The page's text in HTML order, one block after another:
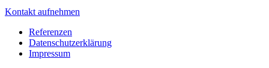
Kontakt aufnehmen
Referenzen
Datenschutzerklärung
Impressum